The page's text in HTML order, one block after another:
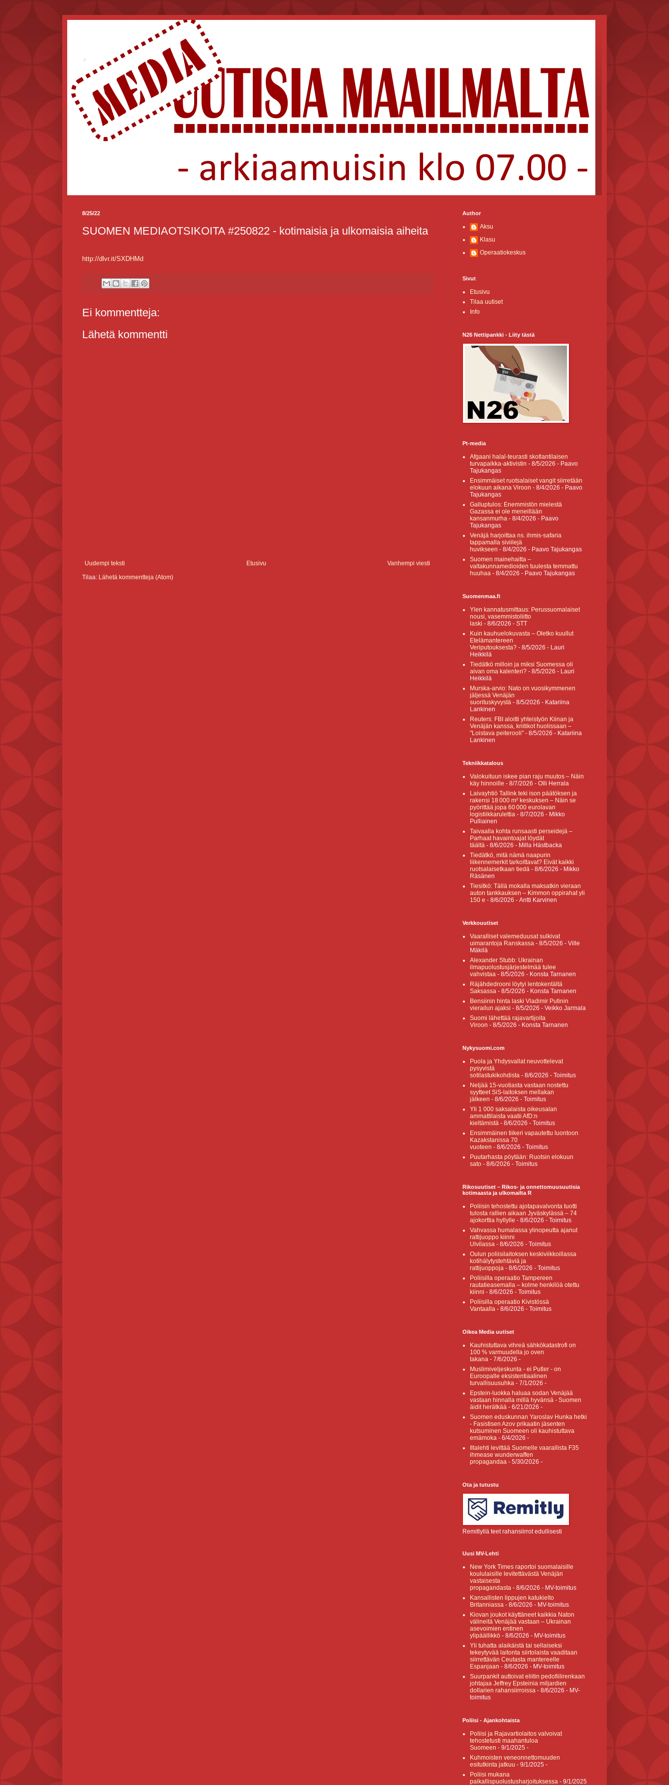
.
8/25/22
SUOMEN MEDIAOTSIKOITA #250822 - kotimaisia ja ulkomaisia aiheita
http://dlvr.it/SXDHMd
Ei kommentteja:
Lähetä kommentti
Uudempi teksti Vanhempi viesti
Etusivu
Tilaa: Lähetä kommentteja (Atom)
Author
Aksu
Klasu
Operaatiokeskus
Sivut
Etusivu
Tilaa uutiset
Info
N26 Nettipankki - Liity tästä
Pt-media
Afgaani halal-teurasti skotlantilaisen
turvapaikka-aktivistin - 8/5/2026 - Paavo
Tajukangas
Ensimmäiset ruotsalaiset vangit siirretään
elokuun aikana Viroon - 8/4/2026 - Paavo
Tajukangas
Galluptulos: Enemmistön mielestä
Gazassa ei ole meneillään
kansanmurha - 8/4/2026 - Paavo
Tajukangas
Venäjä harjoittaa ns. ihmis-safaria
tappamalla siviilejä
huvikseen - 8/4/2026 - Paavo Tajukangas
Suomen mainehaitta –
valtakunnamedioiden tuulesta temmattu
huuhaa - 8/4/2026 - Paavo Tajukangas
Suomenmaa.fi
Ylen kannatusmittaus: Perussuomalaiset
nousi, vasemmistoliitto
laski - 8/6/2026 - STT
Kuin kauhuelokuvasta – Oletko kuullut
Etelämantereen
Veriputouksesta? - 8/5/2026 - Lauri
Heikkilä
Tiedätkö milloin ja miksi Suomessa oli
aivan oma kalenteri? - 8/5/2026 - Lauri
Heikkilä
Murska-arvio: Nato on vuosikymmenen
jäljessä Venäjän
suorituskyvystä - 8/5/2026 - Katariina
Lankinen
Reuters: FBI aloitti yhteistyön Kiinan ja
Venäjän kanssa, kriitikot huolissaan –
"Loistava peiterooli" - 8/5/2026 - Katariina
Lankinen
Tekniikkatalous
Valokuituun iskee pian raju muutos – Näin
käy hinnoille - 8/7/2026 - Olli Herrala
Laivayhtiö Tallink teki ison päätöksen ja
rakensi 18 000 m² keskuksen – Näin se
pyörittää jopa 60 000 eurolavan
logistiikkarulettia - 8/7/2026 - Mikko
Pulliainen
Taivaalla kohta runsaasti perseidejä –
Parhaat havaintoajat löydät
täältä - 8/6/2026 - Milla Hästbacka
Tiedätkö, mitä nämä naapurin
liikennemerkit tarkoittavat? Eivät kaikki
ruotsalaisetkaan tiedä - 8/6/2026 - Mikko
Räsänen
Tiesitkö: Tällä mokalla maksatkin vieraan
auton tankkauksen – Kimmon oppirahat yli
150 e - 8/6/2026 - Antti Karvinen
Verkkouutiset
Vaaralliset valemeduusat sulkivat
uimarantoja Ranskassa - 8/5/2026 - Ville
Mäkilä
Alexander Stubb: Ukrainan
ilmapuolustusjärjestelmää tulee
vahvistaa - 8/5/2026 - Konsta Tarnanen
Räjähdedrooni löytyi lentokentältä
Saksassa - 8/5/2026 - Konsta Tarnanen
Bensiinin hinta laski Vladimir Putinin
vierailun ajaksi - 8/5/2026 - Veikko Jarmala
Suomi lähettää rajavartijoita
Viroon - 8/5/2026 - Konsta Tarnanen
Nykysuomi.com
Puola ja Yhdysvallat neuvottelevat
pysyvistä
sotilastukikohdista - 8/6/2026 - Toimitus
Neljää 15-vuotiasta vastaan nostettu
syytteet SiS-laitoksen mellakan
jälkeen - 8/6/2026 - Toimitus
Yli 1 000 saksalaista oikeusalan
ammattilaista vaatii AfD:n
kieltämistä - 8/6/2026 - Toimitus
Ensimmäinen tiikeri vapautettu luontoon
Kazakstanissa 70
vuoteen - 8/6/2026 - Toimitus
Puutarhasta pöytään: Ruotsin elokuun
sato - 8/6/2026 - Toimitus
Rikosuutiset – Rikos- ja onnettomuusuutisia
kotimaasta ja ulkomailta R
Poliisin tehostettu ajotapavalvonta tuotti
tulosta rallien aikaan Jyväskylässä – 74
ajokorttia hyllylle - 8/6/2026 - Toimitus
Vahvassa humalassa ylinopeutta ajanut
rattijuoppo kiinni
Ulvilassa - 8/6/2026 - Toimitus
Oulun poliisilaitoksen keskiviikkoillassa
kotihälytystehtäviä ja
rattijuoppoja - 8/6/2026 - Toimitus
Poliisilla operaatio Tampereen
rautatieasemalla – kolme henkilöä otettu
kiinni - 8/6/2026 - Toimitus
Poliisilla operaatio Kivistössä
Vantaalla - 8/6/2026 - Toimitus
Oikea Media uutiset
Kauhistuttava vihreä sähkökatastrofi on
100 % varmuudella jo oven
takana - 7/6/2026 -
Muslimiveljeskunta - ei Putler - on
Euroopalle eksistentiaalinen
turvallisuusuhka - 7/1/2026 -
Epstein-luokka haluaa sodan Venäjää
vastaan hinnalla millä hyvänsä - Suomen
äidit herätkää - 6/21/2026 -
Suomen eduskunnan Yaroslav Hunka hetki
- Fasistisen Azov prikaatin jäsenten
kutsuminen Suomeen oli kauhistuttava
emämoka - 6/4/2026 -
Iltalehti levittää Suomelle vaarallista F35
ihmease wunderwaffen
propagandaa - 5/30/2026 -
Ota ja tutustu
Remitlyllä teet rahansiirrot edullisesti
Uusi MV-Lehti
New York Times raportoi suomalaisille
koululaisille levitettävästä Venäjän
vastaisesta
propagandasta - 8/6/2026 - MV-toimitus
Kansallisten lippujen katukielto
Britanniassa - 8/6/2026 - MV-toimitus
Kiovan joukot käyttäneet kaikkia Naton
välineitä Venäjää vastaan – Ukrainan
asevoimien entinen
ylipäällikkö - 8/6/2026 - MV-toimitus
Yli tuhatta alaikäistä tai sellaiseksi
tekeytyvää laitonta siirtolaista vaaditaan
siirrettävän Ceutasta mantereelle
Espanjaan - 8/6/2026 - MV-toimitus
Suurpankit auttoivat eliitin pedofiilirenkaan
johtajaa Jeffrey Epsteinia miljardien
dollarien rahansiirroissa - 8/6/2026 - MV-
toimitus
Poliisi - Ajankohtaista
Poliisi ja Rajavartiolaitos valvoivat
tehostetusti maahantuloa
Suomeen - 9/1/2025 -
Kuhmoisten veneonnettomuuden
esitutkinta jatkuu - 9/1/2025 -
Poliisi mukana
paikallispuolustusharjoituksessa - 9/1/2025